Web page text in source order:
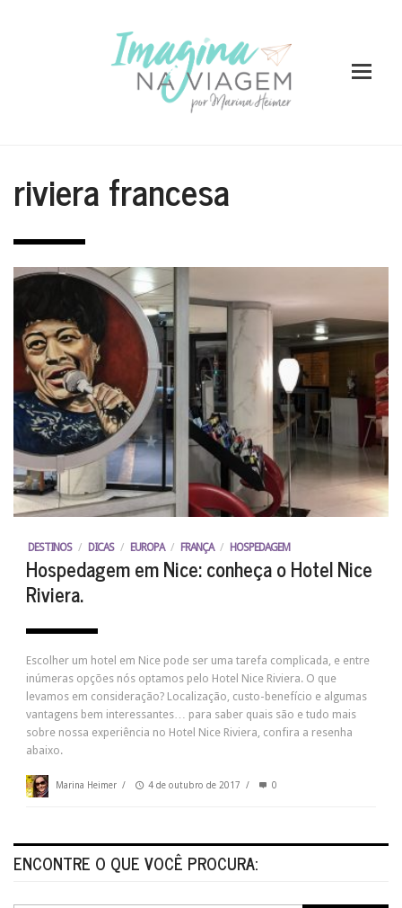
riviera francesa
DESTINOS / DICAS / EUROPA / FRANÇA / HOSPEDAGEM
Hospedagem em Nice: conheça o Hotel Nice
Riviera.
Escolher um hotel em Nice pode ser uma tarefa complicada, e entre
inúmeras opções nós optamos pelo Hotel Nice Riviera. O que
levamos em consideração? Localização, custo-benefício e algumas
vantagens bem interessantes… para saber quais são e tudo mais
sobre nossa experiência no Hotel Nice Riviera, confira a resenha
abaixo.
Marina Heimer / 4 de outubro de 2017 / 0
ENCONTRE O QUE VOCÊ PROCURA: